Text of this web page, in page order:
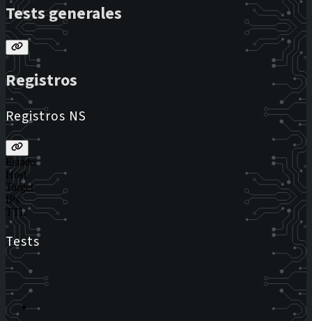
Tests generales
Registros
Registros NS
Estado
Host
Target
IPs
TTL
Tests